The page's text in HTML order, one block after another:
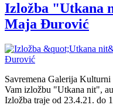
Izložba "Utkana
Maja Đurović
Savremena Galerija
Vam izložbu "Utkana nit",
Izložba traje od 23.4.21. do